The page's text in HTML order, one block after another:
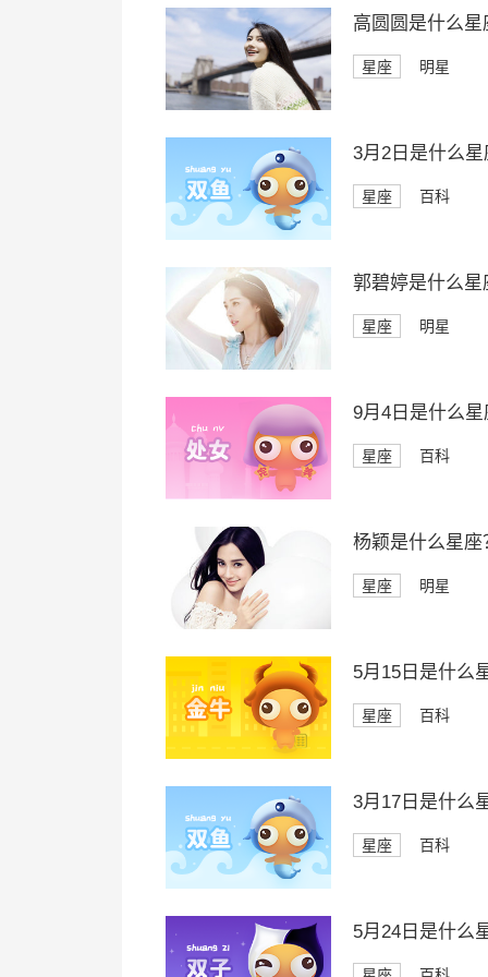
高圆圆是什么星
星座 明星
3月2日是什么星
星座 百科
郭碧婷是什么星
星座 明星
9月4日是什么星
星座 百科
杨颖是什么星座
星座 明星
5月15日是什么
星座 百科
3月17日是什么
星座 百科
5月24日是什么